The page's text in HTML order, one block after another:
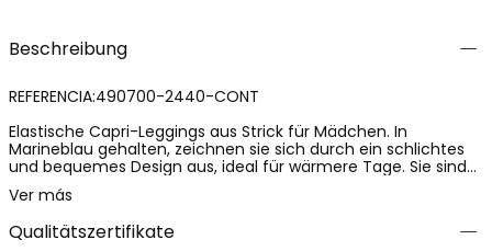
Beschreibung
REFERENCIA:490700-2440-CONT
Elastische Capri-Leggings aus Strick für Mädchen. In
Marineblau gehalten, zeichnen sie sich durch ein schlichtes
und bequemes Design aus, ideal für wärmere Tage. Sie sind
aus einem weichen und flexiblen Stoff gefertigt und
bestehen aus 92% Baumwolle und 8% Elasthan, was Komfort,
Elastizität und Bewegungsfreiheit garantiert. Ein praktisches
und vielseitiges Kleidungsstück, perfekt für den täglichen
Ver más
Qualitätszertifikate